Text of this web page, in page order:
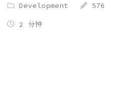
Development 576
2 分钟